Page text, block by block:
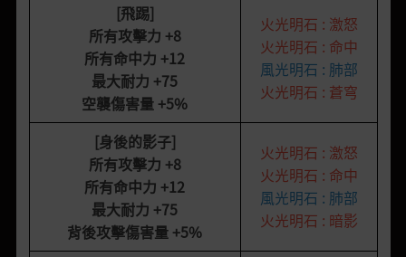
[飛踢]
所有攻擊力 +8
所有命中力 +12
最大耐力 +75
空襲傷害量 +5%
火光明石 : 激怒
火光明石 : 命中
風光明石 : 肺部
火光明石 : 蒼穹
[身後的影子]
所有攻擊力 +8
所有命中力 +12
最大耐力 +75
背後攻擊傷害量 +5%
火光明石 : 激怒
火光明石 : 命中
風光明石 : 肺部
火光明石 : 暗影